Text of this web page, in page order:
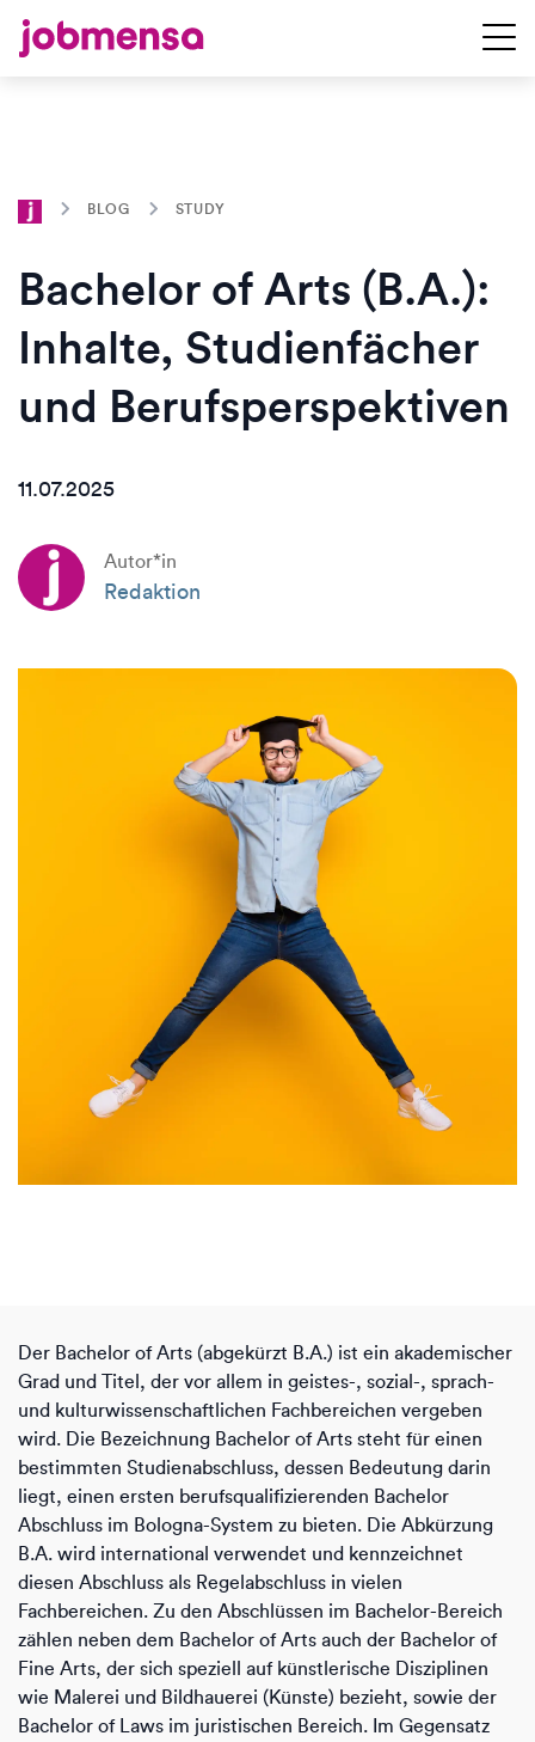
BLOG STUDY
Bachelor of Arts (B.A.):
Inhalte, Studienfächer
und Berufsperspektiven
11.07.2025
Autor*in
Redaktion
Der Bachelor of Arts (abgekürzt B.A.) ist ein akademischer
Grad und Titel, der vor allem in geistes-, sozial-, sprach-
und kulturwissenschaftlichen Fachbereichen vergeben
wird. Die Bezeichnung Bachelor of Arts steht für einen
bestimmten Studienabschluss, dessen Bedeutung darin
liegt, einen ersten berufsqualifizierenden Bachelor
Abschluss im Bologna-System zu bieten. Die Abkürzung
B.A. wird international verwendet und kennzeichnet
diesen Abschluss als Regelabschluss in vielen
Fachbereichen. Zu den Abschlüssen im Bachelor-Bereich
zählen neben dem Bachelor of Arts auch der Bachelor of
Fine Arts, der sich speziell auf künstlerische Disziplinen
wie Malerei und Bildhauerei (Künste) bezieht, sowie der
Bachelor of Laws im juristischen Bereich. Im Gegensatz